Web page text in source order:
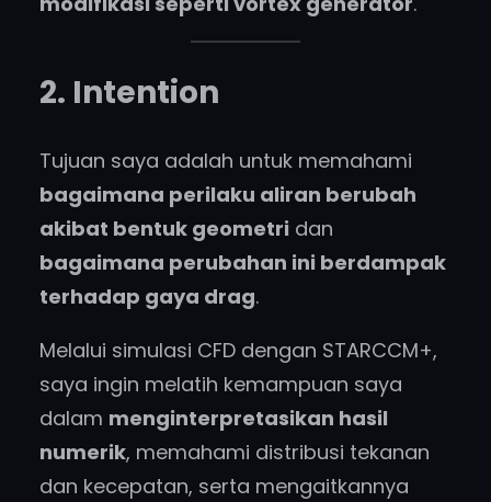
2. Intention
Tujuan saya adalah untuk memahami
bagaimana perilaku aliran berubah
akibat bentuk geometri dan
bagaimana perubahan ini berdampak
terhadap gaya drag.
Melalui simulasi CFD dengan STARCCM+,
saya ingin melatih kemampuan saya
dalam menginterpretasikan hasil
numerik, memahami distribusi tekanan
dan kecepatan, serta mengaitkannya